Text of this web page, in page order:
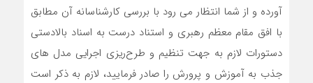
آورده و از شما انتظار می رود با بررسی کارشناسانه آن مطابق
با افق مقام معظم رهبری و استناد درست به اسناد بالادستی
دستورات لازم به جهت تنظیم و طرح‌ریزی اجرایی مدل های
جذب به آموزش و پرورش را صادر فرمایید، لازم به ذکر است